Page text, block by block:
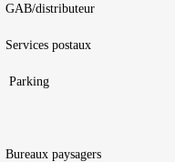
GAB/distributeur
Services postaux
Parking
Bureaux paysagers